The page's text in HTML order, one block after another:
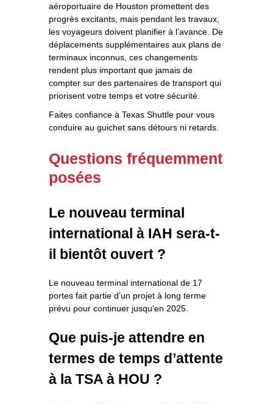
aéroportuaire de Houston promettent des
progrès excitants, mais pendant les travaux,
les voyageurs doivent planifier à l’avance. De
déplacements supplémentaires aux plans de
terminaux inconnus, ces changements
rendent plus important que jamais de
compter sur des partenaires de transport qui
priorisent votre temps et votre sécurité.
Faites confiance à Texas Shuttle pour vous
conduire au guichet sans détours ni retards.
Questions fréquemment
posées
Le nouveau terminal
international à IAH sera-t-
il bientôt ouvert ?
Le nouveau terminal international de 17
portes fait partie d’un projet à long terme
prévu pour continuer jusqu’en 2025.
Que puis-je attendre en
termes de temps d’attente
à la TSA à HOU ?